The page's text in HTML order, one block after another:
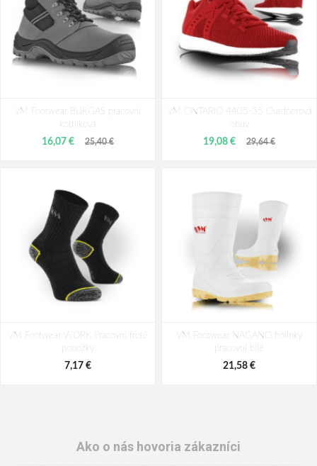
bezpečnostná poltopánka
43,63 €
Pracovná poltopánka
25,40 € 59,23 €
VM Footwear BURGAS pracovní
kotníková
16,07 € 25,40 €
VM ONTARIO 4405-35 Outdoorová
obuv
19,08 € 29,64 €
VM Footwear WORK Pracovní froté
ponožky
7,17 €
VM Footwear NAGANO holínky
pracovní bílé
21,58 €
Ako o nás hovoria zákazníci